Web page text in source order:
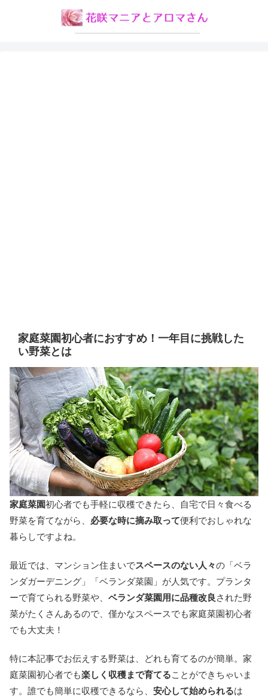
家庭菜園初心者におすすめ！一年目に挑戦した
い野菜とは
家庭菜園初心者でも手軽に収穫できたら、自宅で日々食べる
野菜を育てながら、 必要な時に摘み取って便利でおしゃれな
暮らしですよね。
最近では、マンション住まいでスペースのない人々の「ベラ
ンダガーデニング」「ベランダ菜園」が人気です。プランタ
ーで育てられる野菜や、 ベランダ菜園用に品種改良 された野
菜がたくさんあるので、僅かなスペースでも家庭菜園初心者
でも大丈夫！
特に本記事でお伝えする野菜は、どれも育てるのが簡単。家
庭菜園初心者でも楽しく収穫まで育てることができちゃいま
す。誰でも簡単に収穫できるなら、 安心して始められるは